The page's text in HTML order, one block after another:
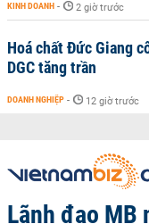
KINH DOANH - 2 giờ trước
Hoá chất Đức Giang
DGC tăng trần
DOANH NGHIỆP - 12 giờ trước
Lãnh đạo MB